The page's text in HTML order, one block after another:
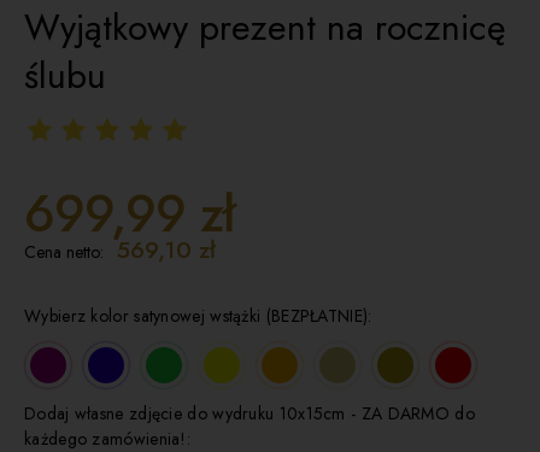
Wyjątkowy prezent na rocznicę
ślubu
699,99 zł
Cena netto: 569,10 zł
Wybierz kolor satynowej wstążki (BEZPŁATNIE):
Dodaj własne zdjęcie do wydruku 10x15cm - ZA DARMO do
każdego zamówienia!: